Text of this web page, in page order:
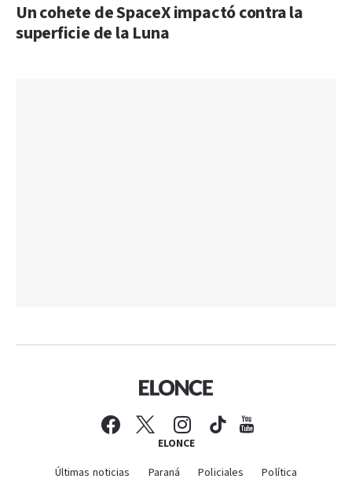
Un cohete de SpaceX impactó contra la
superficie de la Luna
ELONCE
Últimas noticias Paraná Policiales Política